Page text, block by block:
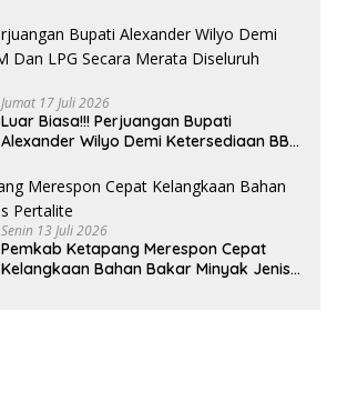
Jumat 17 Juli 2026
Luar Biasa!!! Perjuangan Bupati
Alexander Wilyo Demi Ketersediaan BBM
Wilayahnya
Senin 13 Juli 2026
Pemkab Ketapang Merespon Cepat
Kelangkaan Bahan Bakar Minyak Jenis